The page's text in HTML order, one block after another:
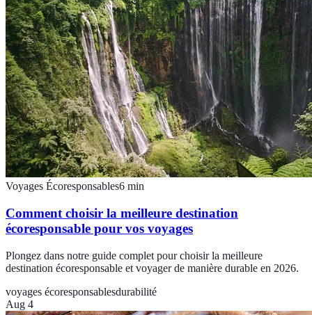
Voyages Écoresponsables6 min
Comment choisir la meilleure destination
écoresponsable pour vos voyages
Plongez dans notre guide complet pour choisir la meilleure
destination écoresponsable et voyager de manière durable en 2026.
voyages écoresponsablesdurabilité
Aug 4